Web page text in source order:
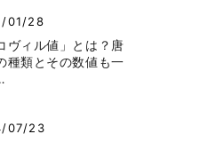
01/28
ヴィル値」とは？唐
種類とその数値も一
07/23